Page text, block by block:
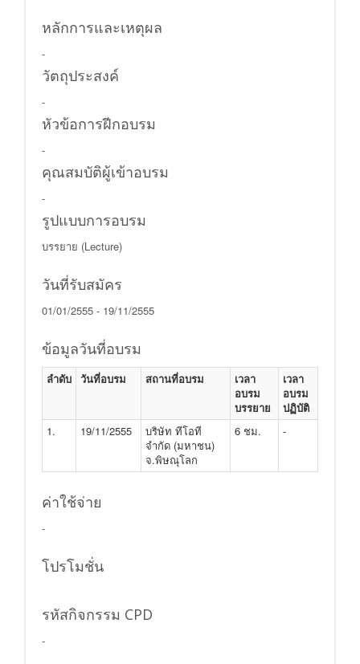
หลักการและเหตุผล
-
วัตถุประสงค์
-
หัวข้อการฝีกอบรม
-
คุณสมบัติผู้เข้าอบรม
-
รูปแบบการอบรม
บรรยาย (Lecture)
วันที่รับสมัคร
01/01/2555 - 19/11/2555
ข้อมูลวันที่อบรม
ลำดับ วันที่อบรม สถานที่อบรม
เวลา
อบรม
บรรยาย
เวลา
อบรม
ปฏิบัติ
1.
19/11/2555
บริษัท ทีโอที
จำกัด (มหาชน)
จ.พิษณุโลก
6 ชม. -
ค่าใช้จ่าย
-
โปรโมชั่น
รหัสกิจกรรม CPD
-